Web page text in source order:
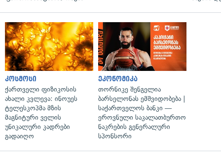
კოსმოსი
ქართველი ფიზიკოსის
ახალი კვლევა: ინოუეს
ტელესკოპმა მზის
მაგნიტური ველის
უნიკალური კადრები
გადაიღო
ეკონომიკა
თორნიკე შენგელია
ბარსელონას ემშვიდობება |
საქართველოს ბანკი —
ეროვნული საკალათბურთო
ნაკრების გენერალური
სპონსორი